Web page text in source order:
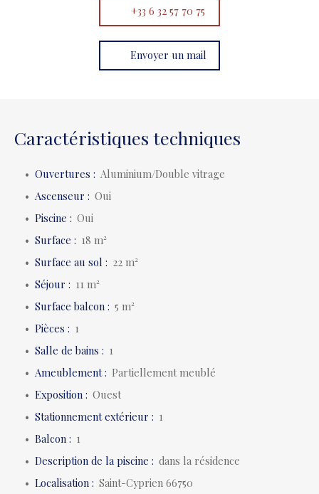
+33 6 32 57 70 75
Envoyer un mail
Caractéristiques techniques
Ouvertures : Aluminium/Double vitrage
Ascenseur : Oui
Piscine : Oui
Surface : 18m²
Surface au sol : 22m²
Séjour : 11m²
Surface balcon : 5m²
Pièces : 1
Salle de bains : 1
Ameublement: Partiellement meublé
Exposition : Ouest
Stationnement extérieur : 1
Balcon : 1
Description de la piscine : dans la résidence
Localisation : Saint-Cyprien 66750